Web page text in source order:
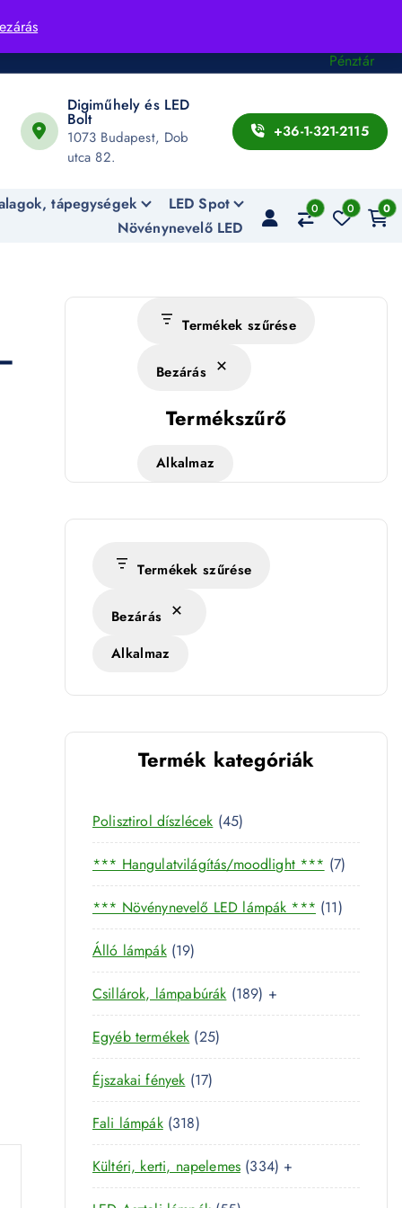
Pénztár
Digiműhely és LED
Bolt
1073 Budapest, Dob
utca 82.
+36-1-321-2115
tápegységek
LED Spot
Növénynevelő LED
0 0 0
Termékek szűrése
Bezárás
Termékszűrő
Alkalmaz
Termékek szűrése
Bezárás
Alkalmaz
Termék kategóriák
Polisztirol díszlécek 454
5
t
e
r
k
*** Hangulatvilágítás/moodlight *** 77
t
e
r
*** Növénynevelő LED lámpák *** 111
1
e
Álló lámpák 191
9
t
e
r
m
é
k
Csillárok, lámpabúrák 1891
8
t
é
k
+
Egyéb termékek 252
5
e
Éjszakai fények 171
7
e
r
m
Fali lámpák 3183
1
8
t
Kültéri, kerti, napelemes 3343
3
+